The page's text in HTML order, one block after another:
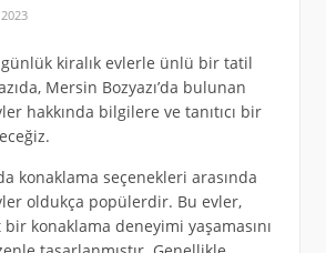
günlük kiralık evlerle ünlü bir tatil
Mersin Bozyazı’da bulunan
hakkında bilgilere ve tanıtıcı bir
konaklama seçenekleri arasında
oldukça popülerdir. Bu evler,
konaklama deneyimi yaşamasını